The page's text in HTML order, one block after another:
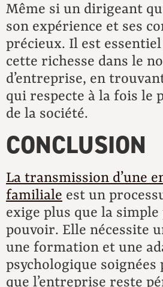
Même si un dirigeant
son expérience et ses
précieux. Il est
cette richesse dans le
d’entreprise, en
qui respecte à la fois le
de la société.
CONCLUSION
La transmission d’une
familiale est un
exige plus que la simple
pouvoir. Elle nécessite
une formation et une
psychologique
que l’entreprise reste